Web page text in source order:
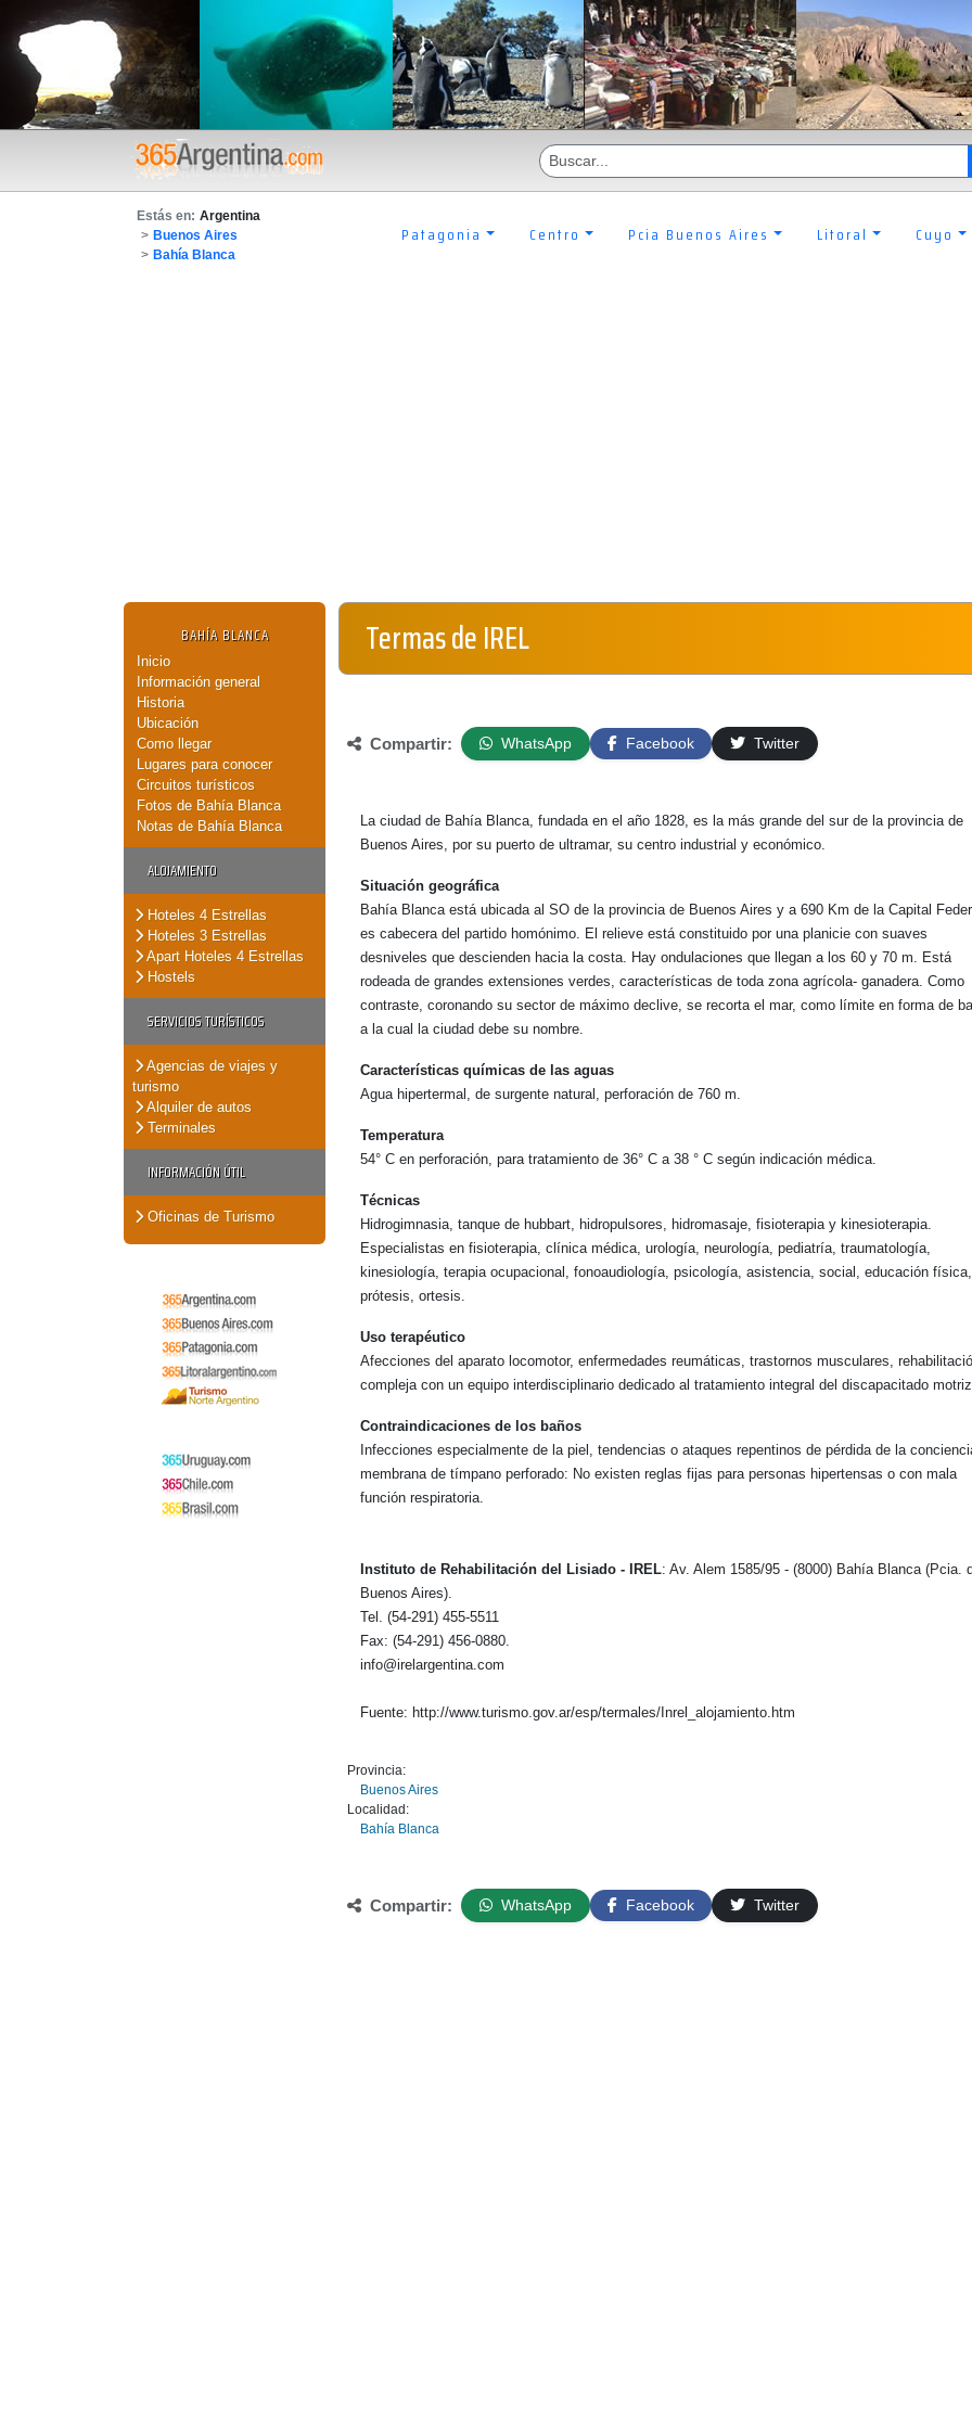
Estás en: Argentina
> Buenos Aires
> Bahía Blanca
Patagonia Centro Pcia Buenos Aires Litoral Cuyo
BAHÍA BLANCA
Inicio
Información general
Historia
Ubicación
Como llegar
Lugares para conocer
Circuitos turísticos
Fotos de Bahía Blanca
Notas de Bahía Blanca
ALOJAMIENTO
Hoteles 4 Estrellas
Hoteles 3 Estrellas
Apart Hoteles 4 Estrellas
Hostels
SERVICIOS TURÍSTICOS
Agencias de viajes y
turismo
Alquiler de autos
Terminales
INFORMACIÓN ÚTIL
Oficinas de Turismo
Termas de IREL
Compartir: WhatsApp Facebook Twitter
La ciudad de Bahía Blanca, fundada en el año 1828, es la más grande del sur de la provincia de
Buenos Aires, por su puerto de ultramar, su centro industrial y económico.
Situación geográfica
Bahía Blanca está ubicada al SO de la provincia de Buenos Aires y a 690 Km de la Capital
es cabecera del partido homónimo. El relieve está constituido por una planicie con suaves
desniveles que descienden hacia la costa. Hay ondulaciones que llegan a los 60 y 70 m. Está
rodeada de grandes extensiones verdes, características de toda zona agrícola- ganadera. Como
contraste, coronando su sector de máximo declive, se recorta el mar, como límite en forma de
a la cual la ciudad debe su nombre.
Características químicas de las aguas
Agua hipertermal, de surgente natural, perforación de 760 m.
Temperatura
54° C en perforación, para tratamiento de 36° C a 38 ° C según indicación médica.
Técnicas
Hidrogimnasia, tanque de hubbart, hidropulsores, hidromasaje, fisioterapia y kinesioterapia.
Especialistas en fisioterapia, clínica médica, urología, neurología, pediatría, traumatología,
kinesiología, terapia ocupacional, fonoaudiología, psicología, asistencia, social, educación física,
prótesis, ortesis.
Uso terapéutico
Afecciones del aparato locomotor, enfermedades reumáticas, trastornos musculares,
compleja con un equipo interdisciplinario dedicado al tratamiento integral del discapacitado
Contraindicaciones de los baños
Infecciones especialmente de la piel, tendencias o ataques repentinos de pérdida de la
membrana de tímpano perforado: No existen reglas fijas para personas hipertensas o con mala
función respiratoria.
Instituto de Rehabilitación del Lisiado - IREL: Av. Alem 1585/95 - (8000) Bahía Blanca (Pcia.
Buenos Aires).
Tel. (54-291) 455-5511
Fax: (54-291) 456-0880.
info@irelargentina.com
Fuente: http://www.turismo.gov.ar/esp/termales/Inrel_alojamiento.htm
Provincia:
Buenos Aires
Localidad:
Bahía Blanca
Compartir: WhatsApp Facebook Twitter